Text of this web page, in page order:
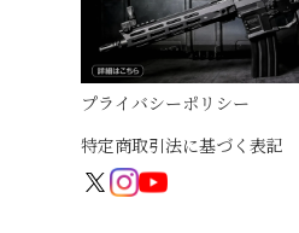
プライバシーポリシー
特定商取引法に基づく表記